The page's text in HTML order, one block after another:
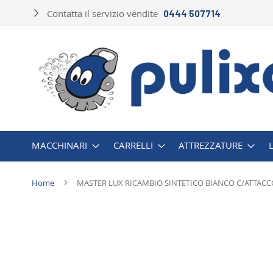
Contatta il servizio vendite 0444 507714
Salta
MACCHINARI CARRELLI ATTREZZATURE
Home MASTER LUX RICAMBIO SINTETICO BIANCO C/